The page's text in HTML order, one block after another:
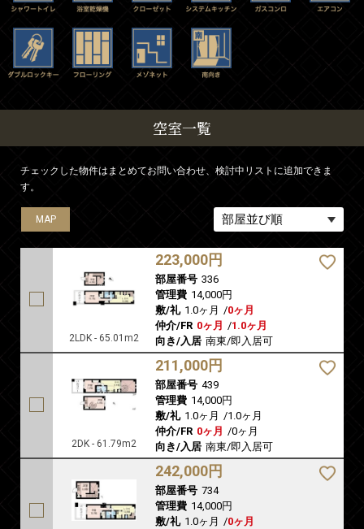
空室一覧
チェックした物件はまとめてお問い合わせ、検討中リストに追加できま
す。
MAP
2LDK - 65.01m2
223,000円
部屋番号 336
管理費 14,000円
敷/礼 1.0ヶ月 /0ヶ月
仲介/FR 0ヶ月 /1.0ヶ月
向き/入居 南東/即入居可
MAP
2DK - 61.79m2
211,000円
部屋番号 439
管理費 14,000円
敷/礼 1.0ヶ月 /1.0ヶ月
仲介/FR 0ヶ月 /0ヶ月
向き/入居 南東/即入居可
MAP
242,000円
部屋番号 734
管理費 14,000円
敷/礼 1.0ヶ月 /0ヶ月
MAP